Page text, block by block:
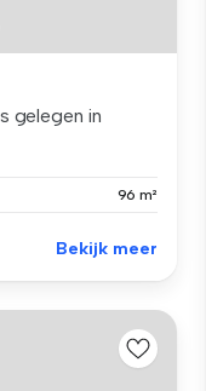
gelegen in
96 m²
Bekijk meer